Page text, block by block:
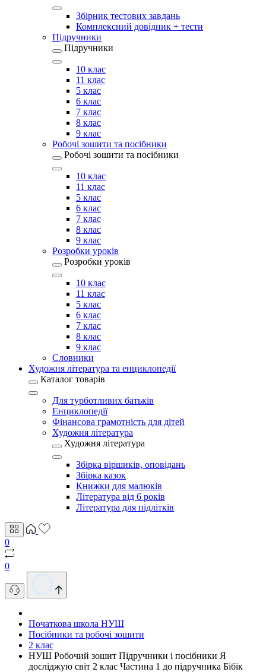
Збірник тестових завдань
Комплексний довідник + тести
Підручники
Підручники
10 клас
11 клас
5 клас
6 клас
7 клас
8 клас
9 клас
Робочі зошити та посібники
Робочі зошити та посібники
10 клас
11 клас
5 клас
6 клас
7 клас
8 клас
9 клас
Розробки уроків
Розробки уроків
10 клас
11 клас
5 клас
6 клас
7 клас
8 клас
9 клас
Словники
Художня література та енциклопедії
Каталог товарів
Для турботливих батьків
Енциклопедії
Фінансова грамотність для дітей
Художня література
Художня література
Збірка віршиків, оповідань
Збірка казок
Книжки для малюків
Література від 6 років
Література для підлітків
0
0
Початкова школа НУШ
Посібники та робочі зошити
2 клас
НУШ Робочий зошит Пiдручники i посiбники Я
досліджую світ 2 клас Частина 1 до підручника Бібік